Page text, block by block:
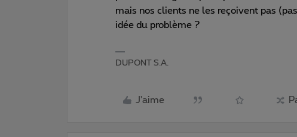
mais nos clients ne les reçoivent pas
idée du problème ?
DUPONT S.A.
J'aime